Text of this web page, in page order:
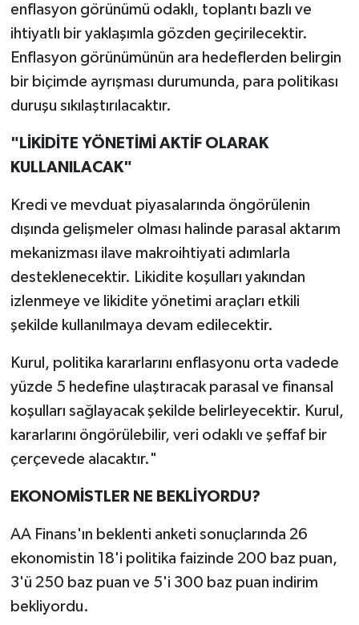
enflasyon görünümü odaklı, toplantı bazlı ve
ihtiyatlı bir yaklaşımla gözden geçirilecektir.
Enflasyon görünümünün ara hedeflerden belirgin
bir biçimde ayrışması durumunda, para politikası
duruşu sıkılaştırılacaktır.
"LİKİDİTE YÖNETİMİ AKTİF OLARAK
KULLANILACAK"
Kredi ve mevduat piyasalarında öngörülenin
dışında gelişmeler olması halinde parasal aktarım
mekanizması ilave makroihtiyati adımlarla
desteklenecektir. Likidite koşulları yakından
izlenmeye ve likidite yönetimi araçları etkili
şekilde kullanılmaya devam edilecektir.
Kurul, politika kararlarını enflasyonu orta vadede
yüzde 5 hedefine ulaştıracak parasal ve finansal
koşulları sağlayacak şekilde belirleyecektir. Kurul,
kararlarını öngörülebilir, veri odaklı ve şeffaf bir
çerçevede alacaktır."
EKONOMİSTLER NE BEKLİYORDU?
AA Finans'ın beklenti anketi sonuçlarında 26
ekonomistin 18'i politika faizinde 200 baz puan,
3'ü 250 baz puan ve 5'i 300 baz puan indirim
bekliyordu.